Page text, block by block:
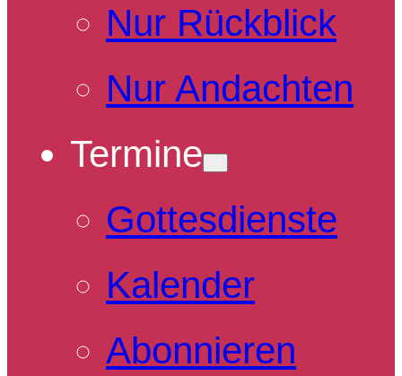
Nur Rückblick
Nur Andachten
Termine
Gottesdienste
Kalender
Abonnieren